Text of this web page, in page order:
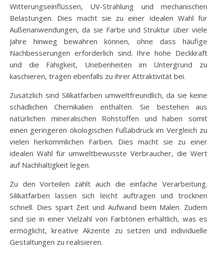
Witterungseinflüssen, UV-Strahlung und mechanischen
Belastungen. Dies macht sie zu einer idealen Wahl für
Außenanwendungen, da sie Farbe und Struktur über viele
Jahre hinweg bewahren können, ohne dass häufige
Nachbesserungen erforderlich sind. Ihre hohe Deckkraft
und die Fähigkeit, Unebenheiten im Untergrund zu
kaschieren, tragen ebenfalls zu ihrer Attraktivität bei.
Zusätzlich sind Silikatfarben umweltfreundlich, da sie keine
schädlichen Chemikalien enthalten. Sie bestehen aus
natürlichen mineralischen Rohstoffen und haben somit
einen geringeren ökologischen Fußabdruck im Vergleich zu
vielen herkömmlichen Farben. Dies macht sie zu einer
idealen Wahl für umweltbewusste Verbraucher, die Wert
auf Nachhaltigkeit legen.
Zu den Vorteilen zählt auch die einfache Verarbeitung.
Silikatfarben lassen sich leicht auftragen und trocknen
schnell. Dies spart Zeit und Aufwand beim Malen. Zudem
sind sie in einer Vielzahl von Farbtönen erhältlich, was es
ermöglicht, kreative Akzente zu setzen und individuelle
Gestaltungen zu realisieren.